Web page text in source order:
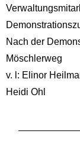
Nach der
Möschlerweg
v. l: Elinor
Heidi Ohl